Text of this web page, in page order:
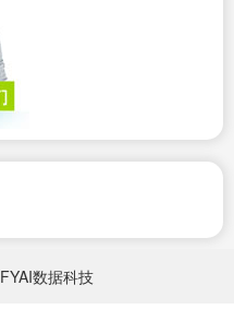
FYAI数据科技